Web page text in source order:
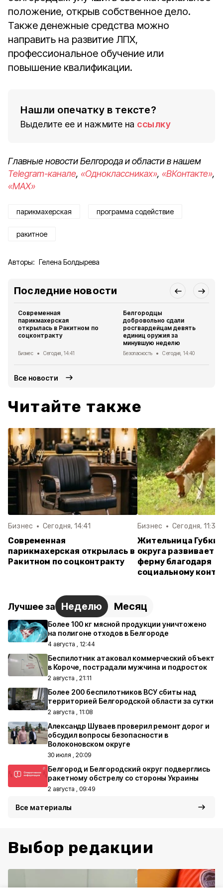
положение, открыв собственное дело.
Также денежные средства можно
направить на развитие ЛПХ,
профессиональное обучение или
повышение квалификации.
Нашли опечатку в тексте?
Выделите ее и нажмите на ссылку
Главные новости Белгорода и области в нашем
Telegram-канале, «Одноклассниках», «ВКонтакте»,
«MAX»
парикмахерская программа содействие
ракитное
Авторы: Гелена Болдырева
Последние новости
Современная
парикмахерская
открылась в Ракитном по
соцконтракту
Бизнес Сегодня, 14:41
Белгородцы
добровольно сдали
росгвардейцам девять
единиц оружия за
минувшую неделю
Безопасность Сегодня, 14:40
Все новости
Читайте также
Бизнес Сегодня, 14:41
Современная
парикмахерская открылась в
Ракитном по соцконтракту
Бизнес Сегодня, 11:31
Жительница
округа развивает
ферму благодаря
социальному
Лучшее за Неделю Месяц
Более 100 кг мясной продукции уничтожено
на полигоне отходов в Белгороде
4 августа , 12:44
Беспилотник атаковал коммерческий объект
в Короче, пострадали мужчина и подросток
2 августа , 21:11
Более 200 беспилотников ВСУ сбиты над
территорией Белгородской области за сутки
2 августа , 11:08
Александр Шуваев проверил ремонт дорог и
обсудил вопросы безопасности в
Волоконовском округе
30 июля , 20:09
Белгород и Белгородский округ подверглись
ракетному обстрелу со стороны Украины
2 августа , 09:49
Все материалы
Выбор редакции